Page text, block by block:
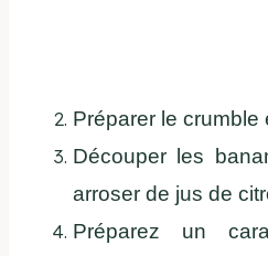
Préparer le crumble
Découper les
arroser de jus de
Préparez un